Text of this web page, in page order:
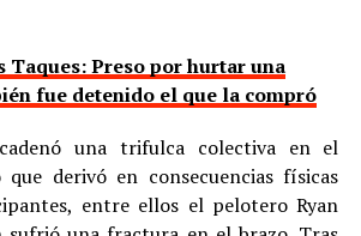
Taques: Preso por hurtar una
fue detenido el que la compró
una trifulca colectiva en el
derivó en consecuencias físicas
entre ellos el pelotero Ryan